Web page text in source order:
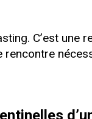
C’est une
rencontre